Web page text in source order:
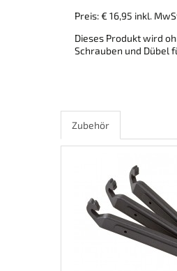
Preis: € 16,95 inkl.
Dieses Produkt wird
Schrauben und Dübel
Zubehör